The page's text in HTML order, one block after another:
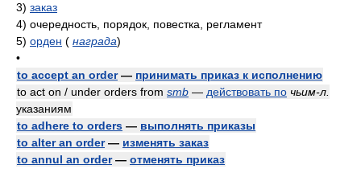
3) заказ
4) очередность, порядок, повестка, регламент
5) орден ( награда)
•
to accept an order— принимать приказ к исполнению
to act on / under orders from smb — действовать по чьим-л.
указаниям
to adhere to orders — выполнять приказы
to alter an order— изменять заказ
to annul an order— отменять приказ